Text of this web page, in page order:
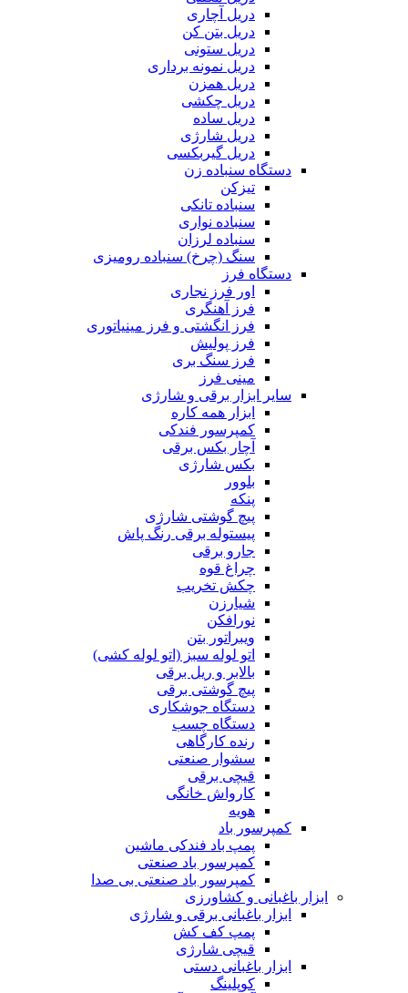
دریل آچاری
دریل بتن کن
دریل ستونی
دریل نمونه برداری
دریل همزن
دریل چکشی
دریل ساده
دریل شارژی
دریل گیربکسی
دستگاه سنباده زن
تیزکن
سنباده تانکی
سنباده نواری
سنباده لرزان
سنگ (چرخ) سنباده رومیزی
دستگاه فرز
اور فرز نجاری
فرز آهنگری
فرز انگشتی و فرز مینیاتوری
فرز پولیش
فرز سنگ بری
مینی فرز
سایر ابزار برقی و شارژی
ابزار همه کاره
کمپرسور فندکی
آچار بکس برقی
بکس شارژی
بلوور
پنکه
پیچ گوشتی شارژی
پیستوله برقی رنگ پاش
جارو برقی
چراغ قوه
چکش تخریب
شیارزن
نورافکن
ویبراتور بتن
اتو لوله سبز (اتو لوله کشی)
بالابر و ریل برقی
پیچ گوشتی برقی
دستگاه جوشکاری
دستگاه چسب
رنده کارگاهی
سشوار صنعتی
قیچی برقی
کارواش خانگی
هویه
کمپرسور باد
پمپ باد فندکی ماشین
کمپرسور باد صنعتی
کمپرسور باد صنعتی بی صدا
ابزار باغبانی و کشاورزی
ابزار باغبانی برقی و شارژی
پمپ کف کش
قیچی شارژی
ابزار باغبانی دستی
کوپلینگ